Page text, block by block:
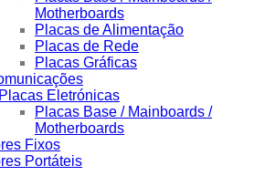
Motherboards
Placas de Alimentação
Placas de Rede
Placas Gráficas
Placas Eletrónicas
Placas Base / Mainboards /
Motherboards
Fixos
Portáteis